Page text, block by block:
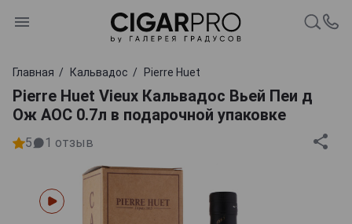
Главная Кальвадос Pierre Huet
Pierre Huet Vieux Кальвадос Вьей Пеи д
Ож АОС 0.7л в подарочной упаковке
5 1 отзыв